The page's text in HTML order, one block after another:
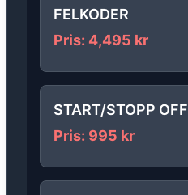
FELKODER
Pris: 4,495 kr
START/STOPP OFF
Pris: 995 kr